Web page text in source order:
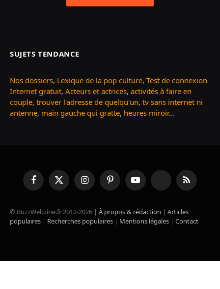
SUJETS TENDANCE
Nos dossiers, Lexique de la pop culture, Test de connexion
Internet gratuit, Acteurs et actrices, activités à faire en
couple, trouver l'adresse de quelqu'un, tv sans internet ni
antenne, main gauche qui gratte, heures miroir...
FacebookX
(Twitter)
InstagramPinterestYouTube TikTok RSS
© BuzzWebzine.fr 2012-2026 | À propos & rédaction | Articles
populaires | Recherches populaires | Mentions légales | Contact